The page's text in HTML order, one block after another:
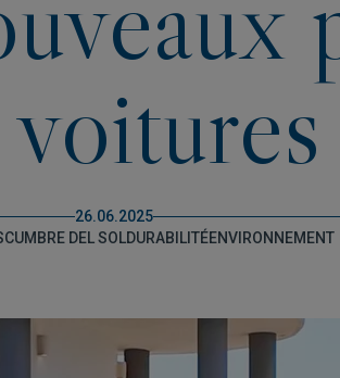
26.06.2025
CUMBRE DEL SOLDURABILITÉENVIRONNEMENT